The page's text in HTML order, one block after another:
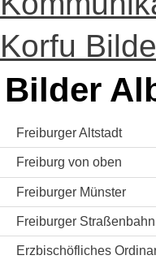
Korfu
Bilder
Freiburger Altstadt
Freiburg von oben
Freiburger Münster
Freiburger Straßenbahn
Erzbischöfliches